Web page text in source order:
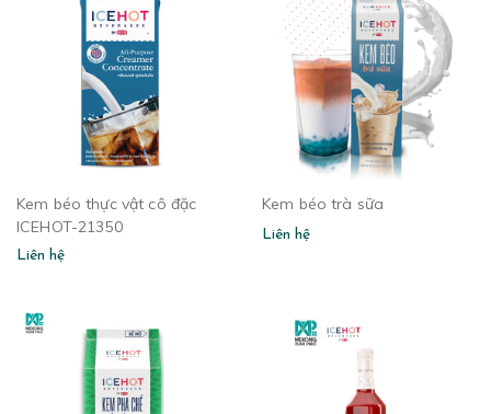
Kem béo thực vật cô đặc
ICEHOT-21350
Liên hệ
Kem béo trà sữa
Liên hệ